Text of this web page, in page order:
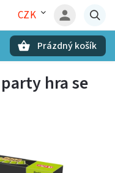
CZK
Prázdný košík
hra se